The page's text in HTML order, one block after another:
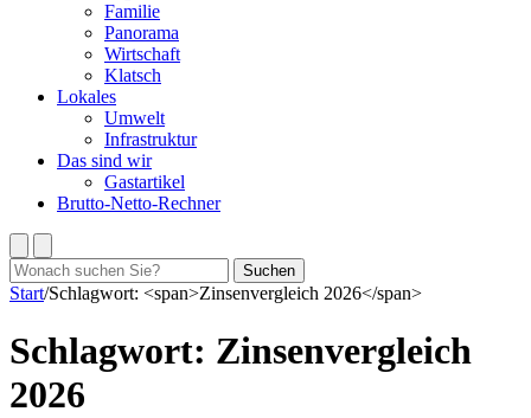
Familie
Panorama
Wirtschaft
Klatsch
Lokales
Umwelt
Infrastruktur
Das sind wir
Gastartikel
Brutto-Netto-Rechner
Suchen
nach:
Suchen
Start/Schlagwort: <span>Zinsenvergleich 2026</span>
Schlagwort: Zinsenvergleich
2026